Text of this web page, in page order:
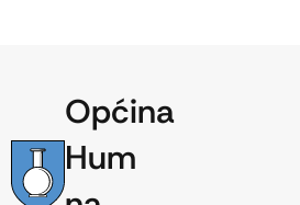
Općina
Hum